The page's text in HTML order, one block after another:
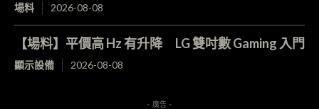
場料 2026-08-08
【場料】平價高 Hz 有升降 LG 雙吋數 Gaming 入門
顯示設備 2026-08-08
- 廣告 -